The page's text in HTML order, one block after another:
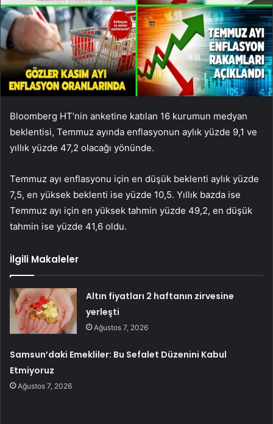
Bloomberg HT’nin anketine katılan 16 kurumun medyan
beklentisi, Temmuz ayında enflasyonun aylık yüzde 9,1 ve
yıllık yüzde 47,2 olacağı yönünde.
Temmuz ayı enflasyonu için en düşük beklenti aylık yüzde
7,5, en yüksek beklenti ise yüzde 10,5. Yıllık bazda ise
Temmuz ayı için en yüksek tahmin yüzde 49,2, en düşük
tahmin ise yüzde 41,6 oldu.
İlgili Makaleler
Altın fiyatları 2 haftanın zirvesine
yerleşti
Ağustos 7, 2026
Samsun’daki Emekliler: Bu Sefalet Düzenini Kabul
Etmiyoruz
Ağustos 7, 2026